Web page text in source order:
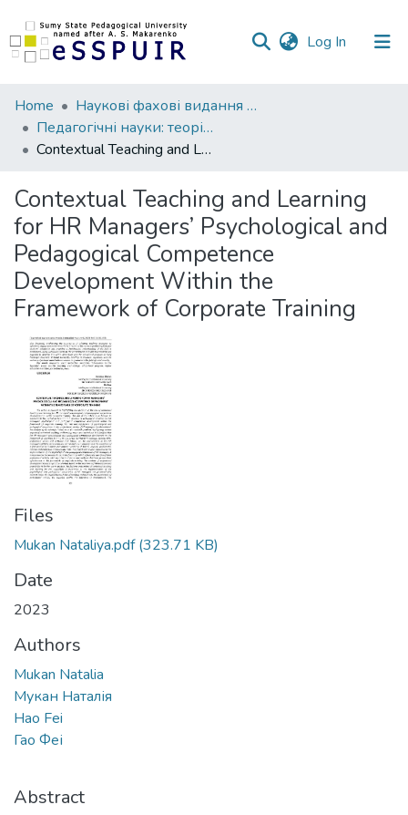
Log In (current)
Communities
&
Collections
Statistics
Home
Наукові фахові видання СумДПУ
Педагогічні науки: теорія, історія, інноваційні технології
Contextual Teaching and Learning for HR Managers’ Psychological and Pedagogical Competence Development Within the Framework of Corporate Training
Contextual Teaching and Learning
for HR Managers’ Psychological and
Pedagogical Competence
Development Within the
Framework of Corporate Training
Files
Mukan Nataliya.pdf(323.71 KB)
Date
2023
Authors
Mukan Natalia
Мукан Наталія
Hao Fei
Гао Феі
Abstract